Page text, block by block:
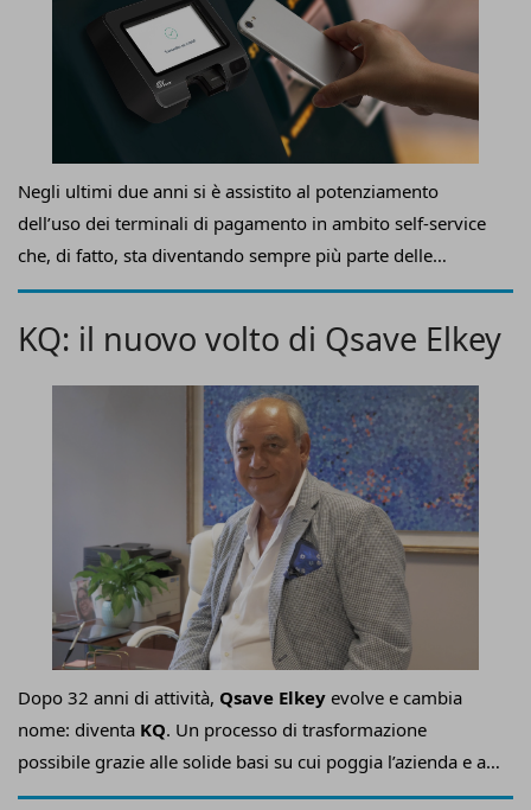
Negli ultimi due anni si è assistito al potenziamento
dell’uso dei terminali di pagamento in ambito self-service
che, di fatto, sta diventando sempre più parte delle
abitudini dei consumatori. Questa modalità d’acquisto
rendono necessarie sia una maggiore sicurezza nei
pagamenti sia un significativo risparmio di tempo a cui
, fra i principali vendor di terminali di
pagamento, risponde con due soluzioni Unattended:
IM20
KQ: il nuovo volto di Qsave Elkey
Dopo 32 anni di attività, Qsave Elkey evolve e cambia
nome: diventa KQ. Un processo di trasformazione
possibile grazie alle solide basi su cui poggia l’azienda e ai
successi ottenuti nei mercati di riferimento.